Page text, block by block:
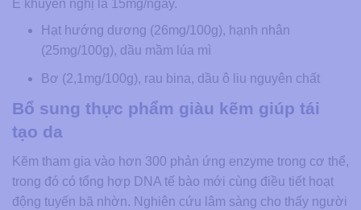
E khuyến nghị là 15mg/ngày.
Hạt hướng dương (26mg/100g), hạnh nhân
(25mg/100g), dầu mầm lúa mì
Bơ (2,1mg/100g), rau bina, dầu ô liu nguyên chất
Bổ sung thực phẩm giàu kẽm giúp tái
tạo da
Kẽm tham gia vào hơn 300 phản ứng enzyme trong cơ thể,
trong đó có tổng hợp DNA tế bào mới cùng điều tiết hoạt
động tuyến bã nhờn. Nghiên cứu lâm sàng cho thấy người